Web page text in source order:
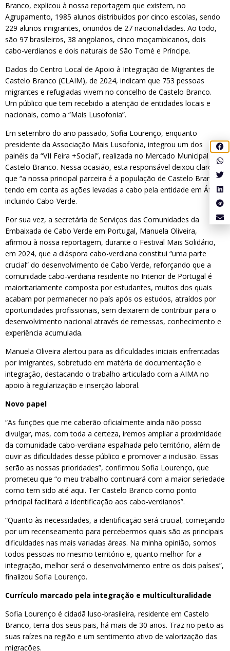
Branco, explicou à nossa reportagem que existem, no
Agrupamento, 1985 alunos distribuídos por cinco escolas, sendo
229 alunos imigrantes, oriundos de 27 nacionalidades. Ao todo,
são 97 brasileiros, 38 angolanos, cinco moçambicanos, dois
cabo-verdianos e dois naturais de São Tomé e Príncipe.
Dados do Centro Local de Apoio à Integração de Migrantes de
Castelo Branco (CLAIM), de 2024, indicam que 753 pessoas
migrantes e refugiadas vivem no concelho de Castelo Branco.
Um público que tem recebido a atenção de entidades locais e
nacionais, como a “Mais Lusofonia”.
Em setembro do ano passado, Sofia Lourenço, enquanto
presidente da Associação Mais Lusofonia, integrou um dos
painéis da “VII Feira +Social”, realizada no Mercado Municipal de
Castelo Branco. Nessa ocasião, esta responsável deixou claro
que “a nossa principal parceira é a população de Castelo Branco”,
tendo em conta as ações levadas a cabo pela entidade em África,
incluindo Cabo-Verde.
Por sua vez, a secretária de Serviços das Comunidades da
Embaixada de Cabo Verde em Portugal, Manuela Oliveira,
afirmou à nossa reportagem, durante o Festival Mais Solidário,
em 2024, que a diáspora cabo-verdiana constitui “uma parte
crucial” do desenvolvimento de Cabo Verde, reforçando que a
comunidade cabo-verdiana residente no Interior de Portugal é
maioritariamente composta por estudantes, muitos dos quais
acabam por permanecer no país após os estudos, atraídos por
oportunidades profissionais, sem deixarem de contribuir para o
desenvolvimento nacional através de remessas, conhecimento e
experiência acumulada.
Manuela Oliveira alertou para as dificuldades iniciais enfrentadas
por imigrantes, sobretudo em matéria de documentação e
integração, destacando o trabalho articulado com a AIMA no
apoio à regularização e inserção laboral.
Novo papel
“As funções que me caberão oficialmente ainda não posso
divulgar, mas, com toda a certeza, iremos ampliar a proximidade
da comunidade cabo-verdiana espalhada pelo território, além de
ouvir as dificuldades desse público e promover a inclusão. Essas
serão as nossas prioridades”, confirmou Sofia Lourenço, que
prometeu que “o meu trabalho continuará com a maior seriedade
como tem sido até aqui. Ter Castelo Branco como ponto
principal facilitará a identificação aos cabo-verdianos”.
“Quanto às necessidades, a identificação será crucial, começando
por um recenseamento para percebermos quais são as principais
dificuldades nas mais variadas áreas. Na minha opinião, somos
todos pessoas no mesmo território e, quanto melhor for a
integração, melhor será o desenvolvimento entre os dois países”,
finalizou Sofia Lourenço.
Currículo marcado pela integração e multiculturalidade
Sofia Lourenço é cidadã luso-brasileira, residente em Castelo
Branco, terra dos seus pais, há mais de 30 anos. Traz no peito as
suas raízes na região e um sentimento ativo de valorização das
migrações.